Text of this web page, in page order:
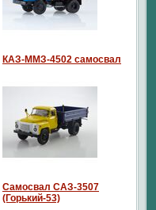
КАЗ-ММЗ-4502 самосвал
Самосвал САЗ-3507
(Горький-53)